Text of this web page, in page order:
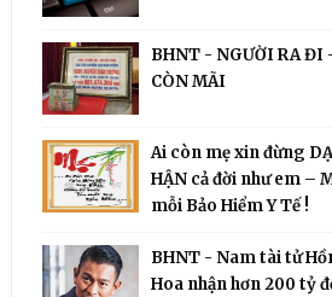
BHNT - NGƯỜI RA ĐI
CÒN MÃI
Ai còn mẹ xin đừng
HẬN cả đời như em –
mỗi Bảo Hiểm Y Tế !
BHNT - Nam tài tử
Hoa nhận hơn 200 tỷ